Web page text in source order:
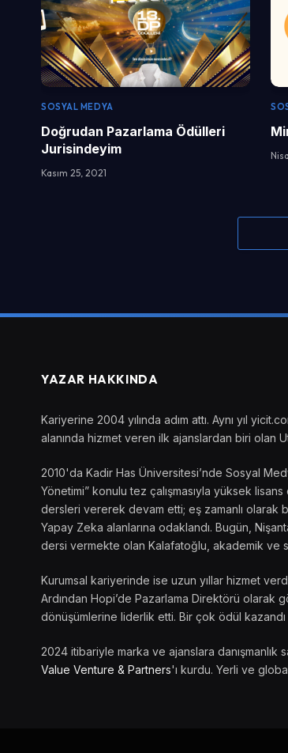
SOSYAL MEDYA
Doğrudan Pazarlama Ödülleri
Jurisindeyim
Kasım 25, 2021
YAZAR HAKKINDA
Kariyerine 2004 yılında adım attı. Aynı yıl
alanında hizmet veren ilk ajanslardan biri olan
2010'da Kadir Has Üniversitesi’nde Sosyal
Yönetimi” konulu tez çalışmasıyla yüksek
dersleri vererek devam etti; eş zamanlı olarak
Yapay Zeka alanlarına odaklandı. Bugün,
dersi vermekte olan Kalafatoğlu, akademik ve
Kurumsal kariyerinde ise uzun yıllar hizmet
Ardından Hopi’de Pazarlama Direktörü olarak
dönüşümlerine liderlik etti. Bir çok ödül kazandı
2024 itibariyle marka ve ajanslara
Value Venture & Partners'ı kurdu. Yerli ve